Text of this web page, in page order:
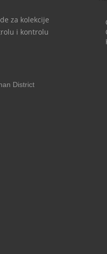
za kolekcije
i kontrolu
District